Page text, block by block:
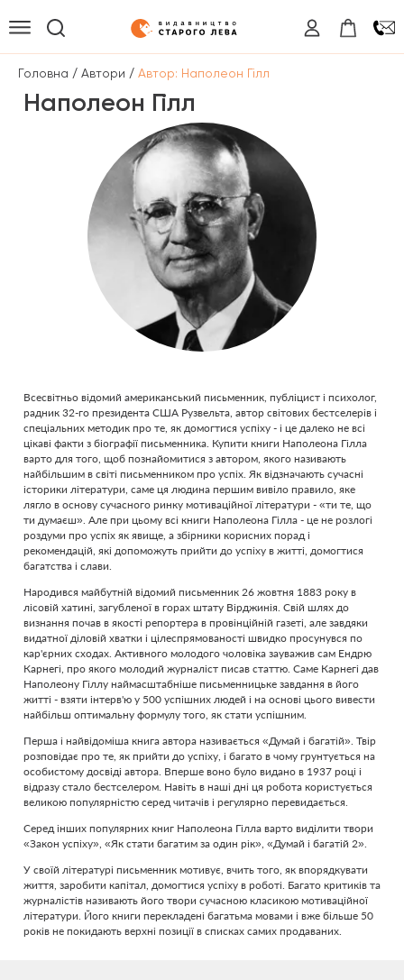
Головна / Автори / Автор: Наполеон Гілл
Наполеон Гілл
Всесвітньо відомий американський письменник, публіцист і психолог,
радник 32-го президента США Рузвельта, автор світових бестселерів і
спеціальних методик про те, як домогтися успіху - і це далеко не всі
цікаві факти з біографії письменника. Купити книги Наполеона Гілла
варто для того, щоб познайомитися з автором, якого називають
найбільшим в світі письменником про успіх. Як відзначають сучасні
історики літератури, саме ця людина першим вивіло правило, яке
лягло в основу сучасного ринку мотиваційної літератури - «ти те, що
ти думаєш». Але при цьому всі книги Наполеона Гілла - це не розлогі
роздуми про успіх як явище, а збірники корисних порад і
рекомендацій, які допоможуть прийти до успіху в житті, домогтися
багатства і слави.
Народився майбутній відомий письменник 26 жовтня 1883 року в
лісовій хатині, загубленої в горах штату Вірджинія. Свій шлях до
визнання почав в якості репортера в провінційній газеті, але завдяки
видатної діловій хватки і цілеспрямованості швидко просунувся по
кар'єрних сходах. Активного молодого чоловіка зауважив сам Ендрю
Карнегі, про якого молодий журналіст писав статтю. Саме Карнегі дав
Наполеону Гіллу наймасштабніше письменницьке завдання в його
житті - взяти інтерв'ю у 500 успішних людей і на основі цього вивести
найбільш оптимальну формулу того, як стати успішним.
Перша і найвідоміша книга автора називається «Думай і багатій». Твір
розповідає про те, як прийти до успіху, і багато в чому грунтується на
особистому досвіді автора. Вперше воно було видано в 1937 році і
відразу стало бестселером. Навіть в наші дні ця робота користується
великою популярністю серед читачів і регулярно перевидається.
Серед інших популярних книг Наполеона Гілла варто виділити твори
«Закон успіху», «Як стати багатим за один рік», «Думай і багатій 2».
У своїй літературі письменник мотивує, вчить того, як впорядкувати
життя, заробити капітал, домогтися успіху в роботі. Багато критиків та
журналістів називають його твори сучасною класикою мотиваційної
літератури. Його книги перекладені багатьма мовами і вже більше 50
років не покидають верхні позиції в списках самих продаваних.